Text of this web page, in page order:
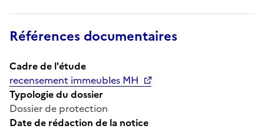
Références documentaires
Cadre de l'étude
recensement immeubles MH
Typologie du dossier
Dossier de protection
Date de rédaction de la notice